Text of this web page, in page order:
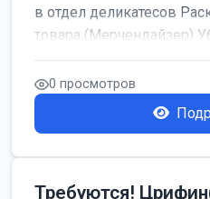
в отдел деликатесов
товара (Мерчендайзер)
0 просмотров
Требуются!